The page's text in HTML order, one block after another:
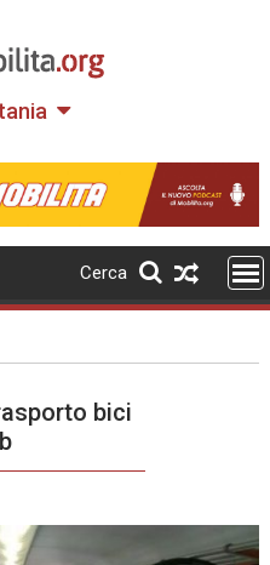
Cerca
bici